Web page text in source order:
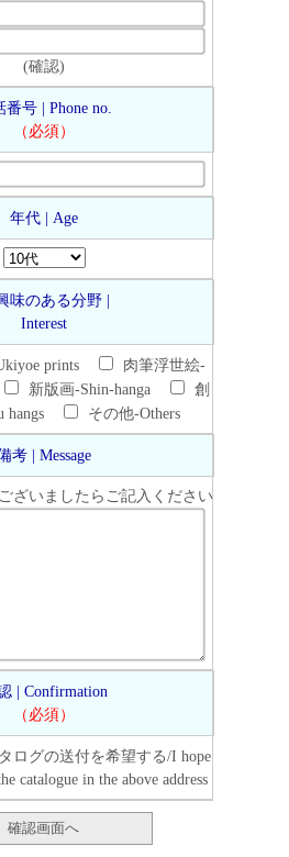
(確認)
番号 | Phone no.
（必須）
年代 | Age
味のある分野 |
Interest
prints
肉筆浮世絵-
新版画-Shin-hanga
創
hangs
その他-Others
考 | Message
ざいましたらご記入ください
| Confirmation
（必須）
ログの送付を希望する/I hope
catalogue in the above address